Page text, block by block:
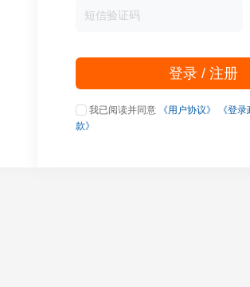
登录 / 注册
我已阅读并同意 《用户协议》 《登录
款》